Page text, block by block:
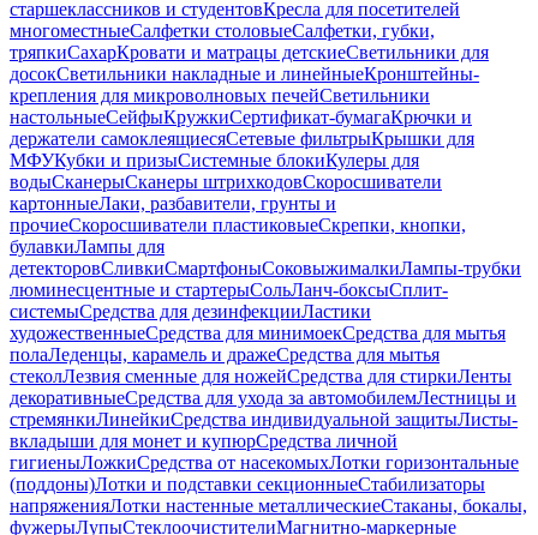
старшеклассников и студентовКресла для посетителей
многоместныеСалфетки столовыеСалфетки, губки,
тряпкиСахарКровати и матрацы детскиеСветильники для
досокСветильники накладные и линейныеКронштейны-
крепления для микроволновых печейСветильники
настольныеСейфыКружкиСертификат-бумагаКрючки и
держатели самоклеящиесяСетевые фильтрыКрышки для
МФУКубки и призыСистемные блокиКулеры для
водыСканерыСканеры штрихкодовСкоросшиватели
картонныеЛаки, разбавители, грунты и
прочиеСкоросшиватели пластиковыеСкрепки, кнопки,
булавкиЛампы для
детекторовСливкиСмартфоныСоковыжималкиЛампы-трубки
люминесцентные и стартерыСольЛанч-боксыСплит-
системыСредства для дезинфекцииЛастики
художественныеСредства для минимоекСредства для мытья
полаЛеденцы, карамель и дражеСредства для мытья
стеколЛезвия сменные для ножейСредства для стиркиЛенты
декоративныеСредства для ухода за автомобилемЛестницы и
стремянкиЛинейкиСредства индивидуальной защитыЛисты-
вкладыши для монет и купюрСредства личной
гигиеныЛожкиСредства от насекомыхЛотки горизонтальные
(поддоны)Лотки и подставки секционныеСтабилизаторы
напряженияЛотки настенные металлическиеСтаканы, бокалы,
фужерыЛупыСтеклоочистителиМагнитно-маркерные